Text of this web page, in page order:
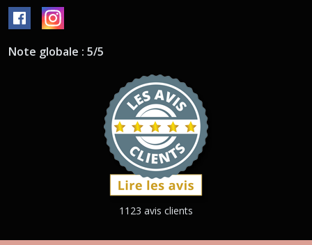
Note globale : 5/5
1123 avis clients